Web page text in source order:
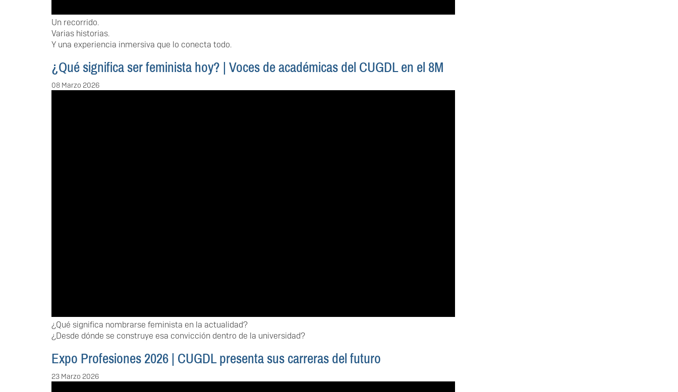
Un recorrido.
Varias historias.
Y una experiencia inmersiva que lo conecta todo.
¿Qué significa ser feminista hoy? | Voces de académicas del CUGDL en el 8M
08 Marzo 2026
¿Qué significa nombrarse feminista en la actualidad?
¿Desde dónde se construye esa convicción dentro de la universidad?
Expo Profesiones 2026 | CUGDL presenta sus carreras del futuro
23 Marzo 2026